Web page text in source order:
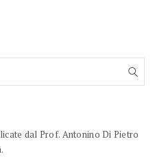
dal Prof. Antonino Di Pietro